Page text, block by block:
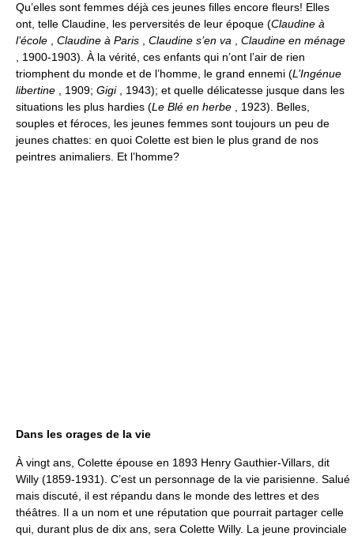
Qu’elles sont femmes déjà ces jeunes filles encore fleurs! Elles
ont, telle Claudine, les perversités de leur époque (Claudine à
l’école
Claudine à Paris Claudine s’en va
Claudine en ménage
, 1900-1903). À la vérité, ces enfants qui n’ont l’air de rien
triomphent du monde et de l’homme, le grand ennemi (L’Ingénue
libertine , 1909; Gigi, 1943); et quelle délicatesse jusque dans les
situations les plus hardies (Le Blé en herbe , 1923). Belles,
souples et féroces, les jeunes femmes sont toujours un peu de
jeunes chattes: en quoi Colette est bien le plus grand de nos
peintres animaliers. Et l’homme?
Dans les orages de la vie
À vingt ans, Colette épouse en 1893 Henry Gauthier-Villars, dit
Willy (1859-1931). C’est un personnage de la vie parisienne. Salué
mais discuté, il est répandu dans le monde des lettres et des
théâtres. Il a un nom et une réputation que pourrait partager celle
qui, durant plus de dix ans, sera Colette Willy. La jeune provinciale